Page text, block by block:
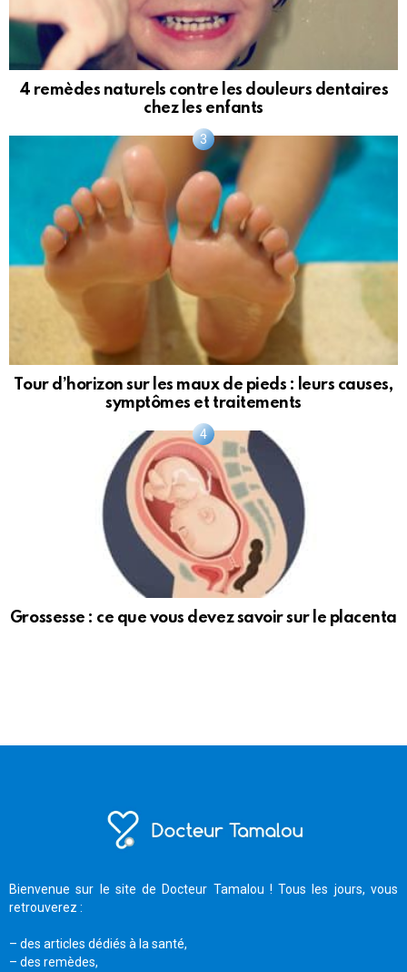
4 remèdes naturels contre les douleurs dentaires
chez les enfants
Tour d’horizon sur les maux de pieds : leurs causes,
symptômes et traitements
Grossesse : ce que vous devez savoir sur le placenta
Bienvenue sur le site de Docteur Tamalou ! Tous les jours, vous
retrouverez :
– des articles dédiés à la santé,
– des remèdes,